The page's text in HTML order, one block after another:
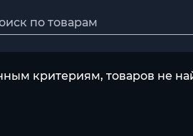
критериям, товаров не